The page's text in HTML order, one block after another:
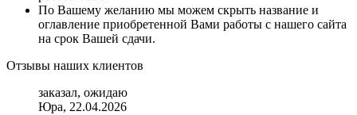
По Вашему желанию мы можем скрыть название и
оглавление приобретенной Вами работы с нашего сайта
на срок Вашей сдачи.
Отзывы наших клиентов
заказал, ожидаю
Юра, 22.04.2026